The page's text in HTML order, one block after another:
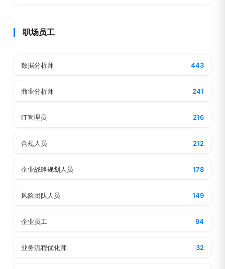
职场员工
数据分析师 443
商业分析师 241
IT管理员 216
合规人员 212
企业战略规划人员 178
风险团队人员 149
企业员工 94
业务流程优化师 32